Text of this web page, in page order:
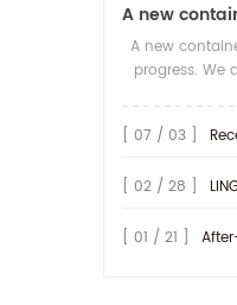
A new
progress. We
[ 07 / 03 ]
[ 02 / 28 ]
[ 01 / 21 ] After-